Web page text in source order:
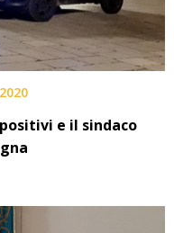
e il sindaco